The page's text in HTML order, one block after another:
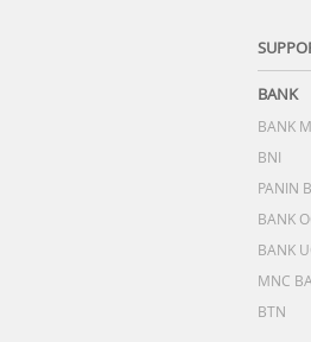
BANK
BANK
BNI
PANIN
BANK
BANK
MNC
BTN